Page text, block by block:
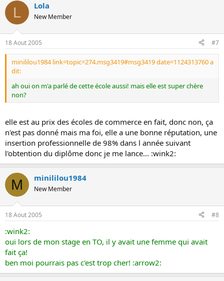
L Lola
New Member
18 Aout 2005 #7
minililou1984 link=topic=274.msg3419#msg3419 date=1124313760 a
dit:
ah oui on m'a parlé de cette école aussi! mais elle est super chère
non?
elle est au prix des écoles de commerce en fait, donc non, ça
n'est pas donné mais ma foi, elle a une bonne réputation, une
insertion professionnelle de 98% dans l année suivant
l'obtention du diplôme donc je me lance... :wink2:
M minililou1984
New Member
18 Aout 2005 #8
:wink2:
oui lors de mon stage en TO, il y avait une femme qui avait
fait ça!
ben moi pourrais pas c'est trop cher! :arrow2: